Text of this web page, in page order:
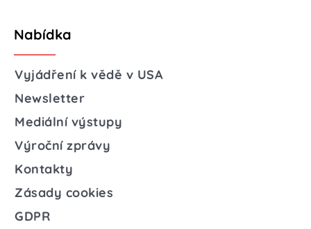
Nabídka
Vyjádření k vědě v USA
Newsletter
Mediální výstupy
Výroční zprávy
Kontakty
Zásady cookies
GDPR